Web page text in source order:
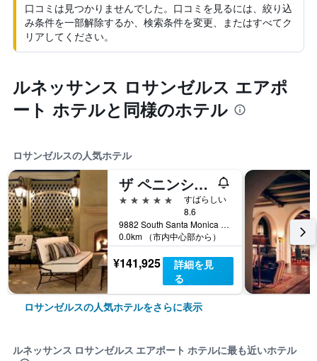
口コミは見つかりませんでした。口コミを見るには、絞り込
み条件を一部解除するか、検索条件を変更、またはすべてク
リアしてください。
ルネッサンス ロサンゼルス エアポ
ート ホテルと同様のホテル
ロサンゼルスの人気ホテル
ザ ペニンシュラ ビバリー ヒルズ
5つ星
すばらしい
8.6
9882 South Santa Monica Boulevard, ロサンゼルス, CA, アメリカ合衆国
0.0km （市内中心部から）
¥141,925
詳細を見
る
ロサンゼルスの人気ホテルをさらに表示
ルネッサンス ロサンゼルス エアポート ホテルに最も近いホテル